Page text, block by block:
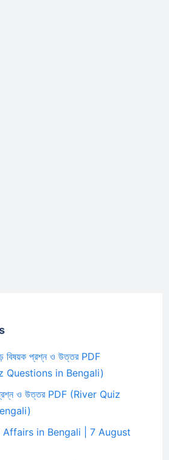
বিষয়ক প্রশ্ন ও উত্তর PDF
Questions in Bengali)
ও উত্তর PDF (River Quiz
in Bengali | 7 August